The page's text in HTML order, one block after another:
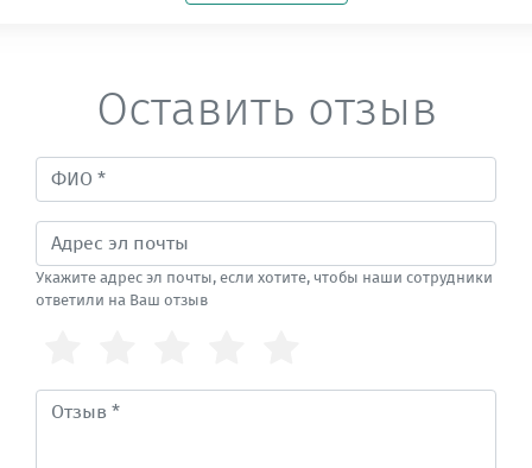
Оставить отзыв
Укажите адрес эл почты, если хотите, чтобы наши сотрудники
ответили на Ваш отзыв